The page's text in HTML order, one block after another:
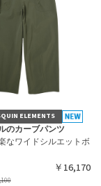
ELEMENTS
のカーブパンツ
なワイドシルエットボ
￥16,170